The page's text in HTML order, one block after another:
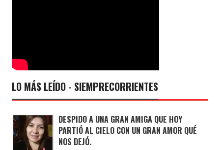
LO MÁS LEÍDO - SIEMPRECORRIENTES
DESPIDO A UNA GRAN AMIGA QUE HOY
PARTIÓ AL CIELO CON UN GRAN AMOR QUÉ
NOS DEJÓ.